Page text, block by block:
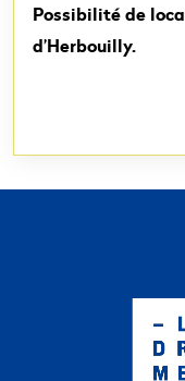
Possibilité de
d’Herbouilly.